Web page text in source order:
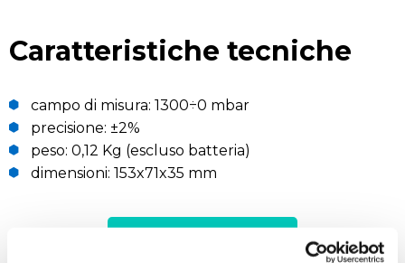
Caratteristiche tecniche
campo di misura: 1300÷0 mbar
precisione: ±2%
peso: 0,12 Kg (escluso batteria)
dimensioni: 153x71x35 mm